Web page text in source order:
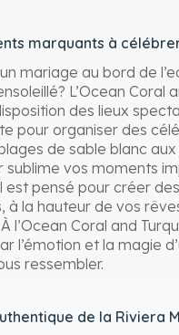
marquants à
mariage au bord de
L’Ocean Coral
des lieux
pour organiser des
de sable blanc aux
sublime vos moments
est pensé pour créer
à la hauteur de vos
l’Ocean Coral and
l’émotion et la magie
ressembler.
de la Riviera